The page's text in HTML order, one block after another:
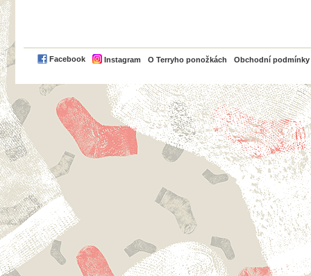
Facebook Instagram O Terryho ponožkách Obchodní podmínky
PayPal